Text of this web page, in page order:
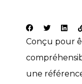
Conçu pour
une